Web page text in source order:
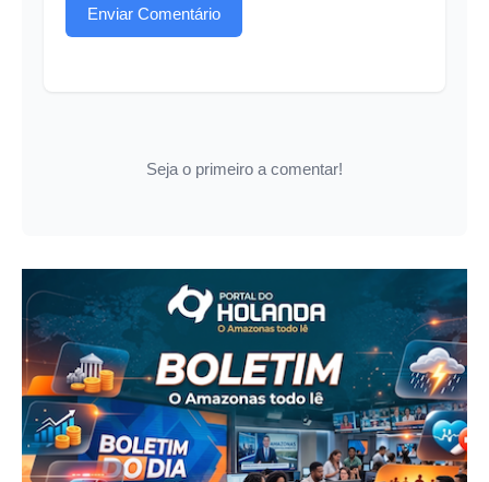
Enviar Comentário
Seja o primeiro a comentar!